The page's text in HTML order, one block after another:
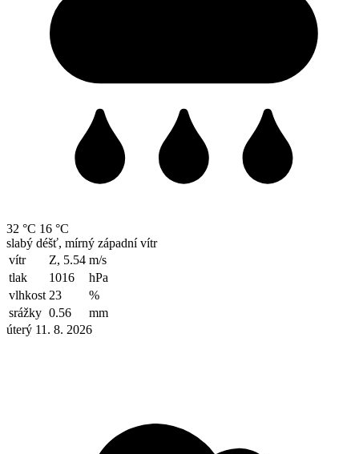
32 °C 16 °C
slabý déšť, mírný západní vítr
vítr
Z, 5.54 m/s
tlak
1016
hPa
vlhkost 23
%
srážky 0.56
mm
úterý 11. 8. 2026